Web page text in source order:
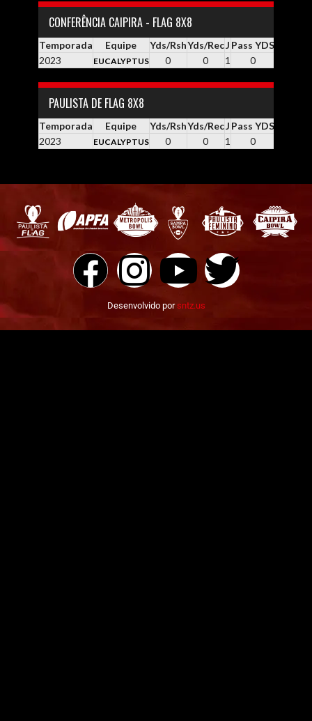
CONFERÊNCIA CAIPIRA - FLAG 8X8
Temporada Equipe Yds/RshYds/RecJ Pass YDS
2023
EUCALYPTUS 0 0 1 0
PAULISTA DE FLAG 8X8
Temporada Equipe Yds/RshYds/RecJ Pass YDS
2023
EUCALYPTUS 0 0 1 0
Desenvolvido porsntz.us